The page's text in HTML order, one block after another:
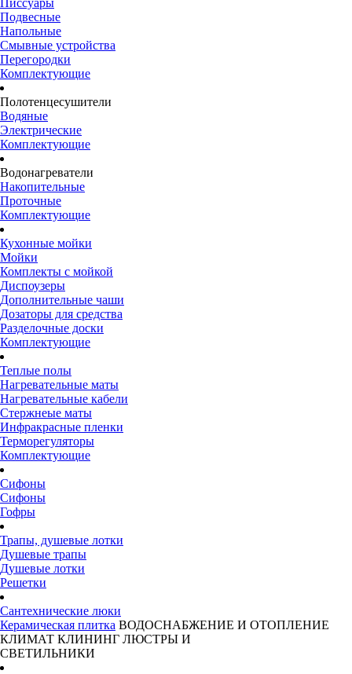
Писсуары
Подвесные
Напольные
Смывные устройства
Перегородки
Комплектующие
Полотенцесушители
Водяные
Электрические
Комплектующие
Водонагреватели
Накопительные
Проточные
Комплектующие
Кухонные мойки
Мойки
Комплекты с мойкой
Диспоузеры
Дополнительные чаши
Дозаторы для средства
Разделочные доски
Комплектующие
Теплые полы
Нагревательные маты
Нагревательные кабели
Стержнеые маты
Инфракрасные пленки
Терморегуляторы
Комплектующие
Сифоны
Сифоны
Гофры
Трапы, душевые лотки
Душевые трапы
Душевые лотки
Решетки
Сантехнические люки
Керамическая плитка ВОДОСНАБЖЕНИЕ И ОТОПЛЕНИЕ
КЛИМАТ КЛИНИНГ ЛЮСТРЫ И
СВЕТИЛЬНИКИ